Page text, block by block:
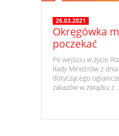
26.03.2021
Okręgówka
poczekać
Po wejściu w życie
Rady Ministrów z
dotyczącego
zakazów w związku z